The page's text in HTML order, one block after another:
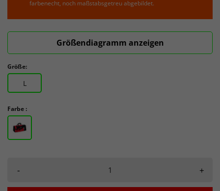
farbenecht, noch maßstabsgetreu abgebildet.
Größendiagramm anzeigen
Größe:
L
Farbe :
- +